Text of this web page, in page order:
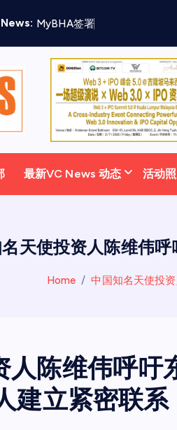
MyBHA签署
最新VC News 动态 活动
天使投资人陈维伟
Home 中国知名天使投
人陈维伟呼吁
建立紧密联系